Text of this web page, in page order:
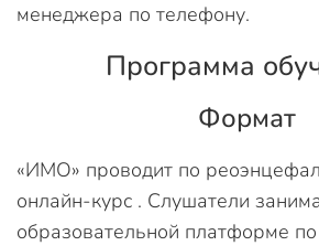
менеджера по телефону.
Программа
Формат
«ИМО» проводит по
онлайн-курс . Слушатели
образовательной платформе по